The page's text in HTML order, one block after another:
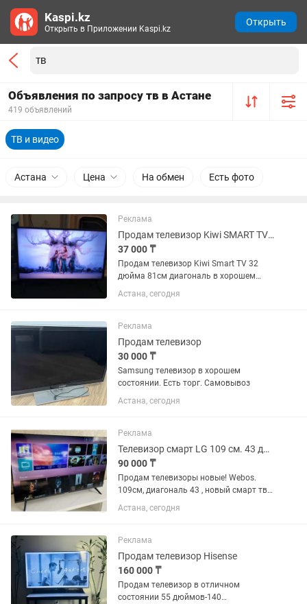
Объявления по запросу тв в Астане
419 объявлений
ТВ и видео
Астана Цена На обмен Есть фото
Реклама
Продам телевизор Kiwi SMART TV 32 дюйма 81 см в хорошем состоянии
37 000 ₸
Продам телевизор Kiwi Smart TV 32
дюйма 81см диагональ в хорошем
состоянии на базе Андроид. В
комплекте пульт. Интернет есть.
Астана, сегодня
Реклама
Продам телевизор
30 000 ₸
Samsung телевизор в хорошем
состоянии. Есть торг. Самовывоз
Астана, сегодня
Реклама
Телевизор смарт LG 109 см. 43 диагональ
90 000 ₸
Продам телевизоры новые! Webos.
109см, диагональ 43 , новый смарт тв.
С голосовым пультом ! ! Звоните ,
всегда быстро разбирают.
Астана, сегодня
Реклама
Продам телевизор Hisense
160 000 ₸
Продам телевизор в отличном
состоянии 55 дюймов-140
Kaspi.kz
Открыть в Приложении Kaspi.kz
Открыть